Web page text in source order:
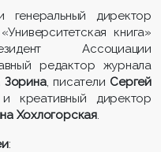
генеральный директор
книга»
Ассоциации
редактор журнала
Зорина, писатели Сергей
креативный директор
Хохлогорская.
: